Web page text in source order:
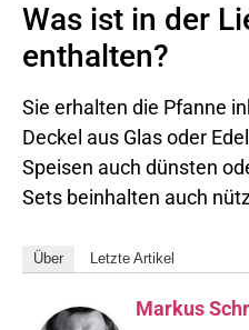
Was ist in der
enthalten?
Sie erhalten die Pfanne
Deckel aus Glas oder
Speisen auch dünsten
Sets beinhalten auch
Über Letzte Artikel
Markus